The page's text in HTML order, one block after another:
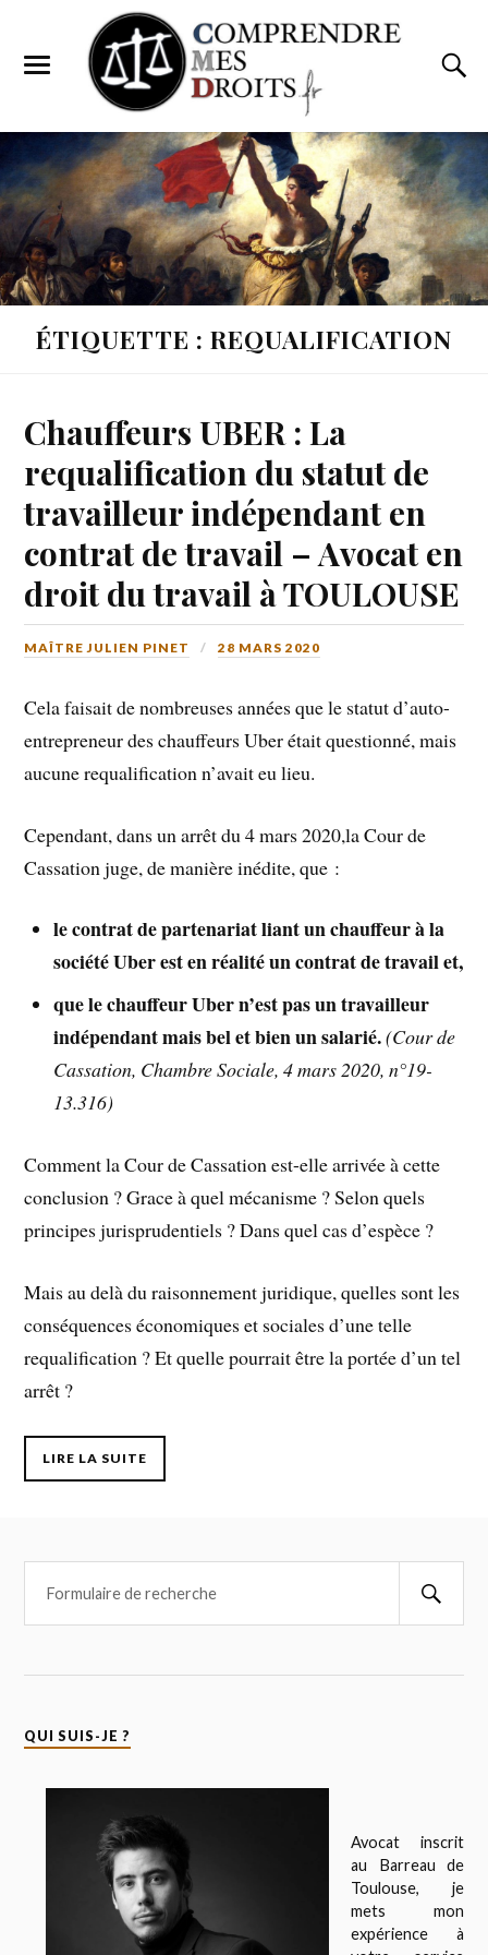
ÉTIQUETTE : REQUALIFICATION
Chauffeurs UBER : La
requalification du statut de
travailleur indépendant en
contrat de travail – Avocat en
droit du travail à TOULOUSE
MAÎTRE JULIEN PINET 28 MARS 2020
Cela faisait de nombreuses années que le statut d’auto-
entrepreneur des chauffeurs Uber était questionné, mais
aucune requalification n’avait eu lieu.
Cependant, dans un arrêt du 4 mars 2020,la Cour de
Cassation juge, de manière inédite, que :
le contrat de partenariat liant un chauffeur à la
société Uber est en réalité un contrat de travail et,
que le chauffeur Uber n’est pas un travailleur
indépendant mais bel et bien un salarié.(Cour de
Cassation, Chambre Sociale, 4 mars 2020, n°19-
13.316)
Comment la Cour de Cassation est-elle arrivée à cette
conclusion ? Grace à quel mécanisme ? Selon quels
principes jurisprudentiels ? Dans quel cas d’espèce ?
Mais au delà du raisonnement juridique, quelles sont les
conséquences économiques et sociales d’une telle
requalification ? Et quelle pourrait être la portée d’un tel
arrêt ?
LIRE LA SUITE
QUI SUIS-JE ?
Avocat inscrit
au Barreau de
Toulouse, je
mets mon
expérience à